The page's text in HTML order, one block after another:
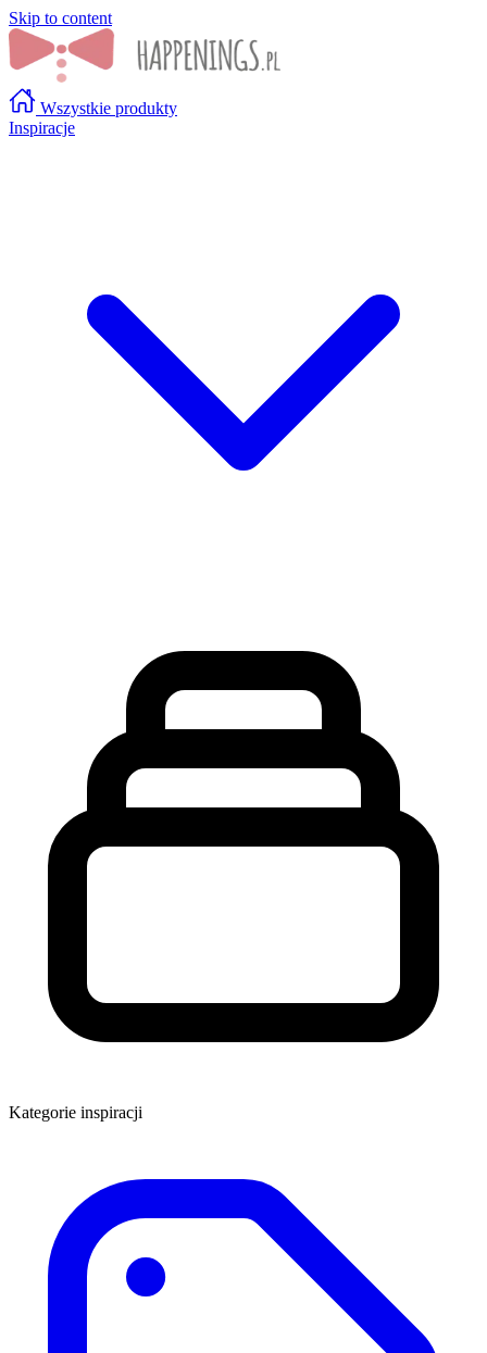
Skip to content
Wszystkie produkty
Inspiracje
Kategorie inspiracji